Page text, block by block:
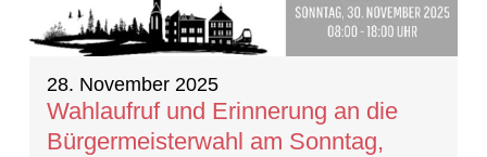
28. November 2025
Wahlaufruf und Erinnerung an die
Bürgermeisterwahl am Sonntag,